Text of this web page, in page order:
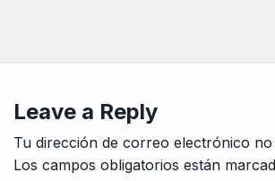
Leave a Reply
Tu dirección de correo electrónico no
Los campos obligatorios están